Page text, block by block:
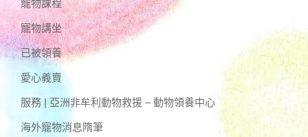
寵物課程
寵物講坐
已被領養
愛心義賣
服務 | 亞洲非牟利動物救援 – 動物領養中心
海外寵物消息隋筆